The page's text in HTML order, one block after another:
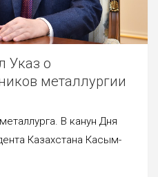
Указ о
металлургии
В канун Дня
Казахстана Касым-